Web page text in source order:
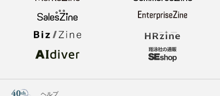
ヘルプ